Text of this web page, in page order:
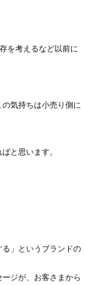
を考えるなど以前に
気持ちは小売り側に
と思います。
」というブランドの
ジが、お客さまから